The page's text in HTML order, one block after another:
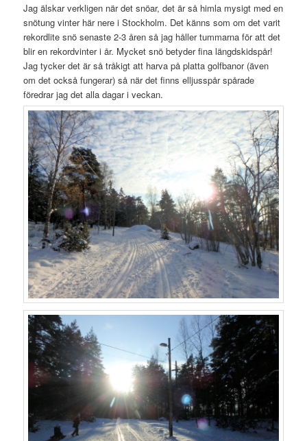
Jag älskar verkligen när det snöar, det är så himla mysigt med en
snötung vinter här nere i Stockholm. Det känns som om det varit
rekordlite snö senaste 2-3 åren så jag håller tummarna för att det
blir en rekordvinter i år. Mycket snö betyder fina längdskidspår!
Jag tycker det är så tråkigt att harva på platta golfbanor (även
om det också fungerar) så när det finns elljusspår spårade
föredrar jag det alla dagar i veckan.